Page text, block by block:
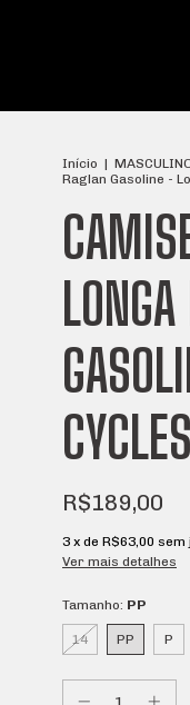
Início |
Raglan Gasoline -
CYCLES
R$189,00
3 x de R$63,00 sem
Ver mais detalhes
Tamanho: PP
14 PP P